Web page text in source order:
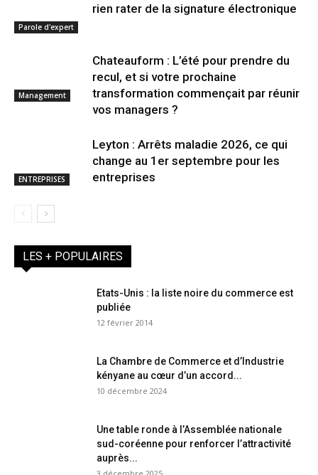
Parole d'expert
rien rater de la signature électronique
Management
Chateauform : L’été pour prendre du
recul, et si votre prochaine
transformation commençait par réunir
vos managers ?
ENTREPRISES
Leyton : Arrêts maladie 2026, ce qui
change au 1er septembre pour les
entreprises
LES + POPULAIRES
Etats-Unis : la liste noire du commerce est
publiée
12 février 2014
La Chambre de Commerce et d’Industrie
kényane au cœur d’un accord...
10 décembre 2024
Une table ronde à l’Assemblée nationale
sud-coréenne pour renforcer l’attractivité
auprès...